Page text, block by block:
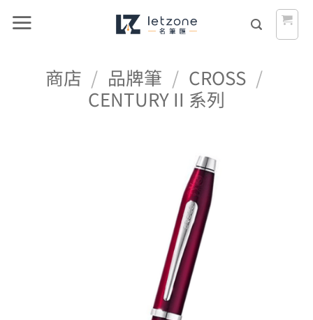
商店 / 品牌筆 / CROSS /
CENTURY II 系列